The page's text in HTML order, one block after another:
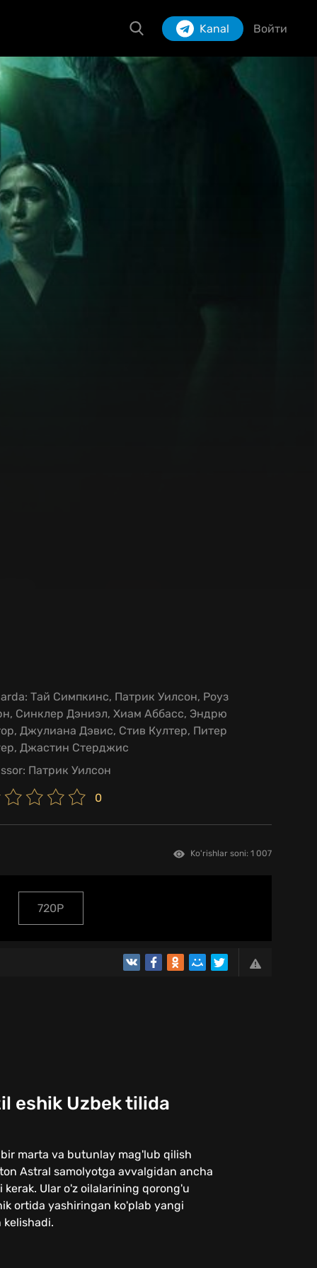
Kanal Войти
Тай Симпкинс, Патрик Уилсон, Роуз
Синклер Дэниэл, Хиам Аббасс, Эндрю
Джулиана Дэвис, Стив Култер, Питер
Джастин Стерджис
Патрик Уилсон
0
Ko'rishlar soni: 1 007
720P
eshik Uzbek tilida
marta va butunlay mag'lub qilish
Astral samolyotga avvalgidan ancha
Ular o'z oilalarining qorong'u
ortida yashiringan ko'plab yangi